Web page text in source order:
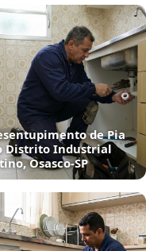
de Pia
Distrito Industrial
Osasco‑SP